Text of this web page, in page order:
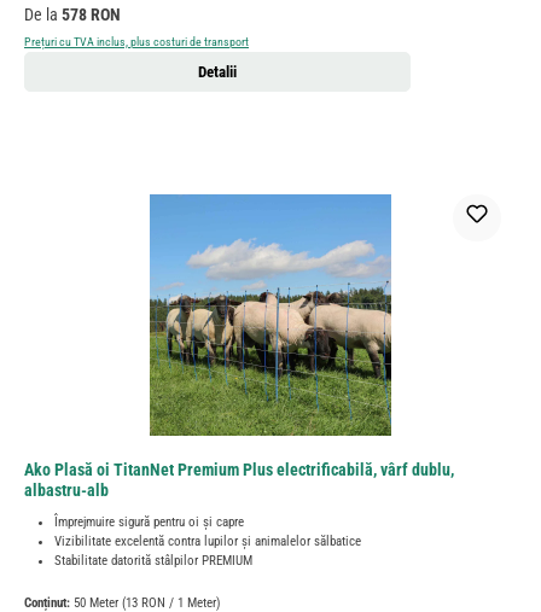
Preț obișnuit:
De la 578 RON
Prețuri cu TVA inclus, plus costuri de transport
Detalii
Ako Plasă oi TitanNet Premium Plus electrificabilă, vârf dublu,
albastru-alb
Împrejmuire sigură pentru oi și capre
Vizibilitate excelentă contra lupilor și animalelor sălbatice
Stabilitate datorită stâlpilor PREMIUM
Conținut: 50 Meter (13 RON / 1 Meter)